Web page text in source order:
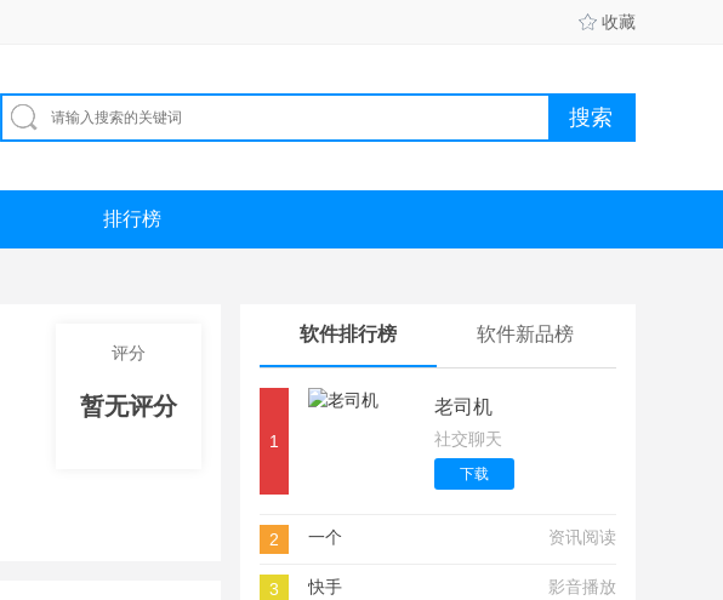
收藏
排行榜
评分
暂无评分
软件排行榜 软件新品榜
1
老司机
社交聊天
下载
2 一个 资讯阅读
3 快手 影音播放